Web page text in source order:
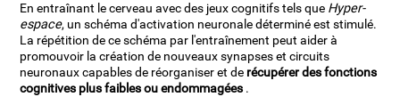
En entraînant le cerveau avec des jeux cognitifs tels que Hyper-
espace, un schéma d'activation neuronale déterminé est stimulé.
La répétition de ce schéma par l'entraînement peut aider à
promouvoir la création de nouveaux synapses et circuits
neuronaux capables de réorganiser et de récupérer des fonctions
cognitives plus faibles ou endommagées .